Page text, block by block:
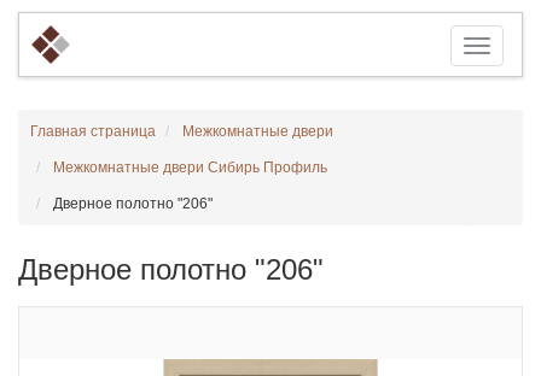
Главная страница Межкомнатные двери
Межкомнатные двери Сибирь Профиль
Дверное полотно "206"
Дверное полотно "206"